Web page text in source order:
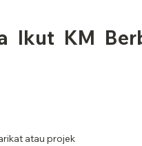
Ikut KM
atau projek